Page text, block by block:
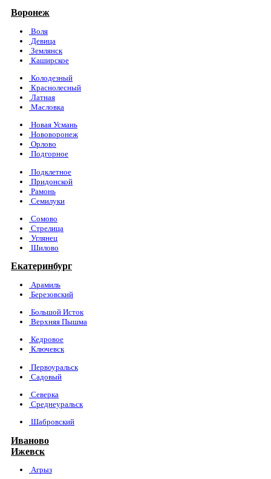
Воронеж
Воля
Девица
Землянск
Каширское
Колодезный
Краснолесный
Латная
Масловка
Новая Усмань
Нововоронеж
Орлово
Подгорное
Подклетное
Придонской
Рамонь
Семилуки
Сомово
Стрелица
Углянец
Шилово
Екатеринбург
Арамиль
Березовский
Большой Исток
Верхняя Пышма
Кедровое
Ключевск
Первоуральск
Садовый
Северка
Среднеуральск
Шабровский
Иваново
Ижевск
Агрыз